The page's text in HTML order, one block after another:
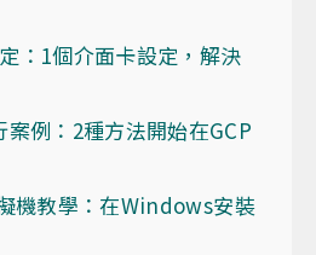
：1個介面卡設定，解決
例：2種方法開始在GCP
機教學：在Windows安裝